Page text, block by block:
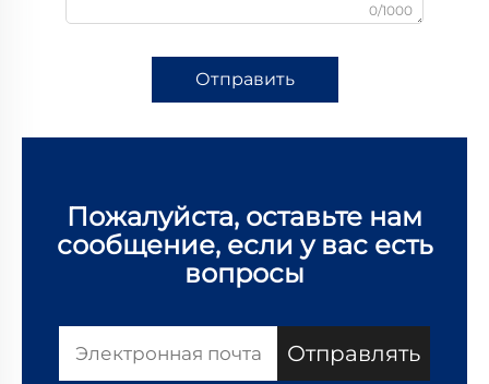
0/1000
Отправить
Пожалуйста, оставьте нам
сообщение, если у вас есть
вопросы
Отправлять